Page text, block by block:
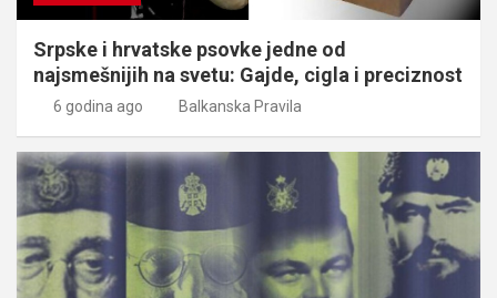
Srpske i hrvatske psovke jedne od
najsmešnijih na svetu: Gajde, cigla i preciznost
6 godina ago Balkanska Pravila